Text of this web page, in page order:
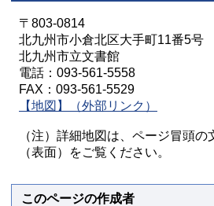
〒803-0814
北九州市小倉北区大手町11番5号
北九州市立文書館
電話：093-561-5558
FAX：093-561-5529
【地図】（外部リンク）
（注）詳細地図は、ページ冒頭の
（表面）をご覧ください。
このページの作成者